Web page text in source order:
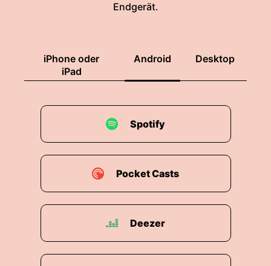
Endgerät.
iPhone oder
iPad
Android Desktop
Spotify
Pocket Casts
Deezer